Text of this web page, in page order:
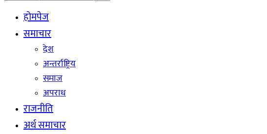
होमपेज
समाचार
देश
अन्तर्राष्ट्रिय
समाज
अपराध
राजनीति
अर्थ समाचार